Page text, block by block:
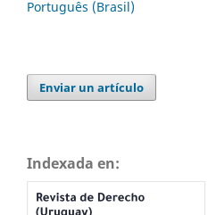
Português (Brasil)
Enviar un artículo
Indexada en: